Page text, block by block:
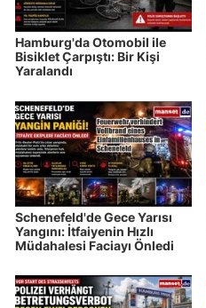
Hamburg'da Otomobil ile
Bisiklet Çarpıştı: Bir Kişi
Yaralandı
Schenefeld'de Gece Yarısı
Yangını: İtfaiyenin Hızlı
Müdahalesi Faciayı Önledi